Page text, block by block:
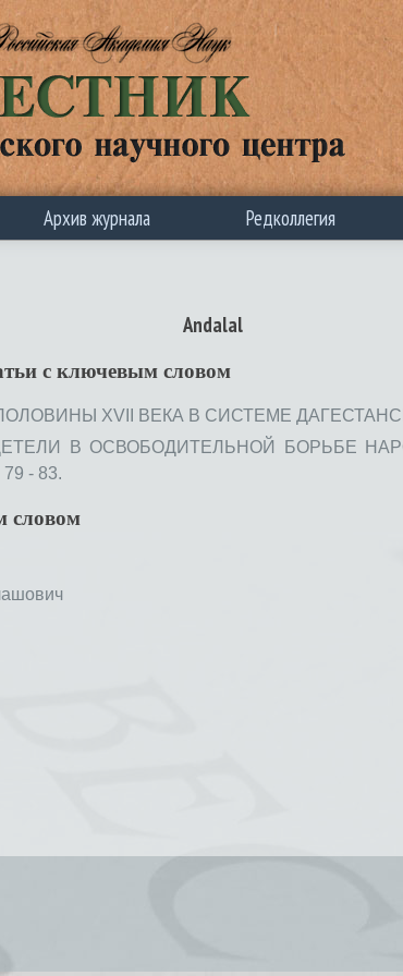
Архив журнала Редколлегия
Andalal
c ключевым словом
XVII ВЕКА В СИСТЕМЕ
В ОСВОБОДИТЕЛЬНОЙ БОРЬБЕ
- 83.
словом